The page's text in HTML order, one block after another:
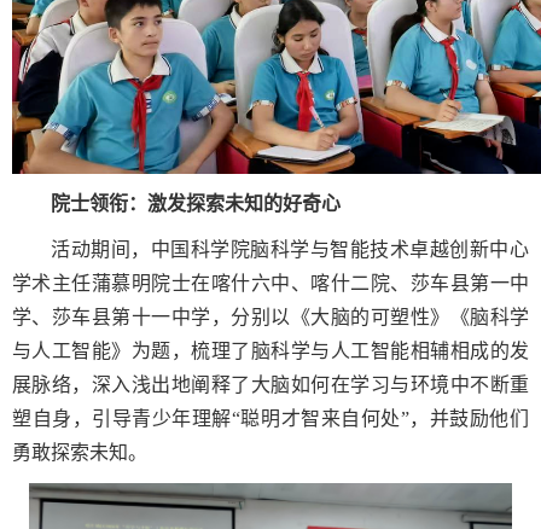
院士领衔：激发探索未知的好奇心
活动期间，中国科学院脑科学与智能技术卓越创新中心
学术主任蒲慕明院士在喀什六中、喀什二院、莎车县第一中
学、莎车县第十一中学，分别以《大脑的可塑性》《脑科学
与人工智能》为题，梳理了脑科学与人工智能相辅相成的发
展脉络，深入浅出地阐释了大脑如何在学习与环境中不断重
塑自身，引导青少年理解“聪明才智来自何处”，并鼓励他们
勇敢探索未知。